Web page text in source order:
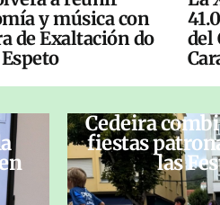
y música con
de Exaltación do
del
Cedeira
fiestas
las